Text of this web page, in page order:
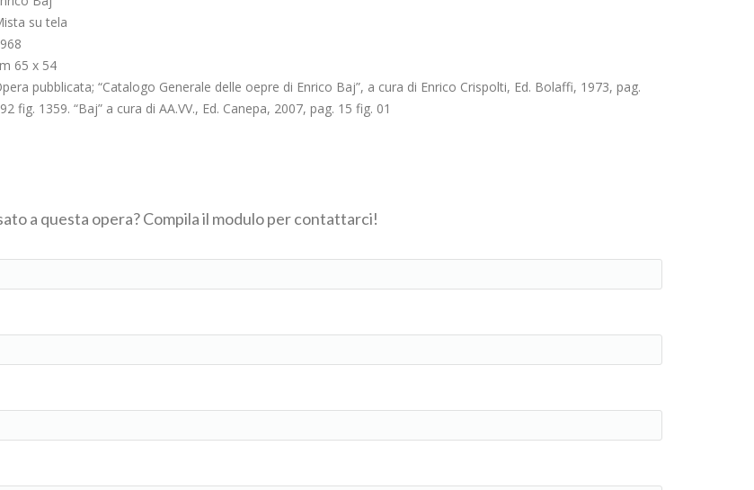
su tela
65 x 54
pubblicata; “Catalogo Generale delle oepre di Enrico Baj”, a cura di Enrico Crispolti, Ed. Bolaffi, 1973, pag.
fig. 1359. “Baj” a cura di AA.VV., Ed. Canepa, 2007, pag. 15 fig. 01
a questa opera? Compila il modulo per contattarci!